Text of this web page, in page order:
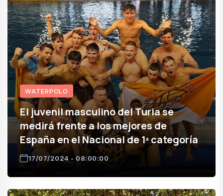
WATERPOLO
El juvenil masculino del Turia se
medirá frente a los mejores de
España en el Nacional de 1ª categoría
17/07/2024 - 08:00:00